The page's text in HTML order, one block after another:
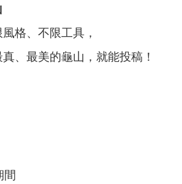
格、不限工具，
、最美的龜山，就能投稿！
間